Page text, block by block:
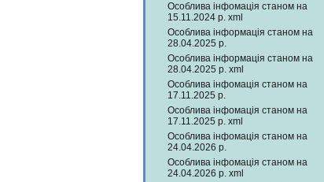
Особлива інфомація станом на
15.11.2024 р. xml
Особлива інформація станом на
28.04.2025 р.
Особлива інформація станом на
28.04.2025 р. xml
Особлива інфомація станом на
17.11.2025 р.
Особлива інфомація станом на
17.11.2025 р. xml
Особлива інфомація станом на
24.04.2026 р.
Особлива інфомація станом на
24.04.2026 р. xml